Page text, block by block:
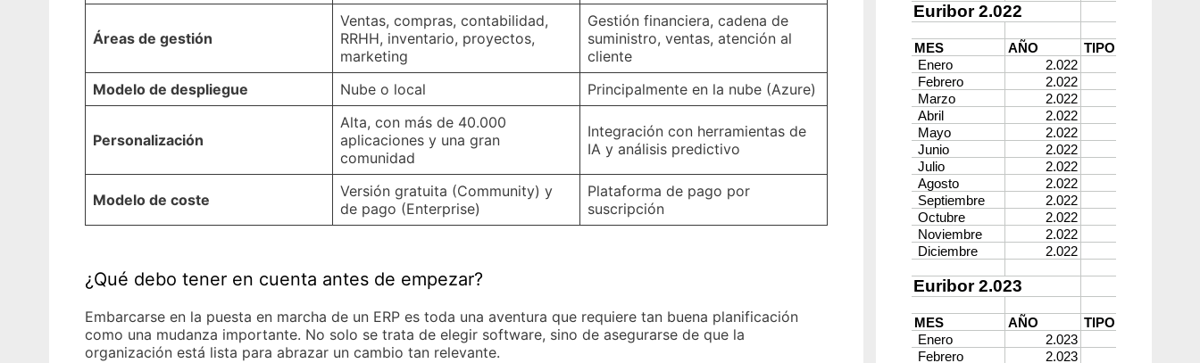
Áreas de gestión
Ventas, compras, contabilidad,
RRHH, inventario, proyectos,
marketing
Gestión financiera, cadena de
suministro, ventas, atención al
cliente
Modelo de despliegue
Nube o local Principalmente en la nube (Azure)
Personalización
Alta, con más de 40.000
aplicaciones y una gran
comunidad
Integración con herramientas de
IA y análisis predictivo
Modelo de coste
Versión gratuita (Community) y
de pago (Enterprise)
Plataforma de pago por
suscripción
¿Qué debo tener en cuenta antes de empezar?
Embarcarse en la puesta en marcha de un ERP es toda una aventura que requiere tan buena planificación
como una mudanza importante. No solo se trata de elegir software, sino de asegurarse de que la
organización está lista para abrazar un cambio tan relevante.